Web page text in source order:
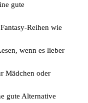
gute
Reihen wie
wenn es lieber
Mädchen oder
gute Alternative